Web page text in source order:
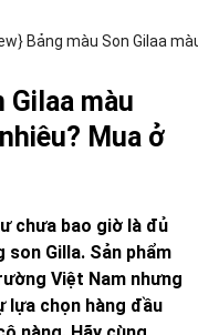
Bảng màu Son Gilaa
Gilaa màu
Mua ở
chưa bao giờ là đủ
Gilla. Sản phẩm
Việt Nam nhưng
lựa chọn hàng đầu